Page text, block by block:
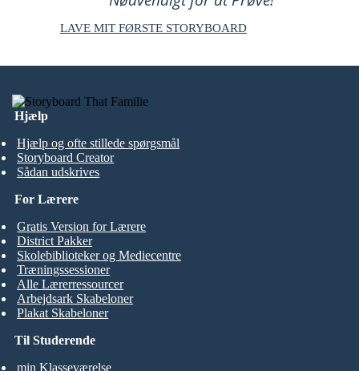
LAVE MIT FØRSTE STORYBOARD
Hjælp
Hjælp og ofte stillede spørgsmål
Storyboard Creator
Sådan udskrives
Til Studerende
min Klasseværelse
For Lærere
Gratis Version for Lærere
District Pakker
Skolebiblioteker og Mediecentre
Træningssessioner
Alle Lærerressourcer
Arbejdsark Skabeloner
Plakat Skabeloner